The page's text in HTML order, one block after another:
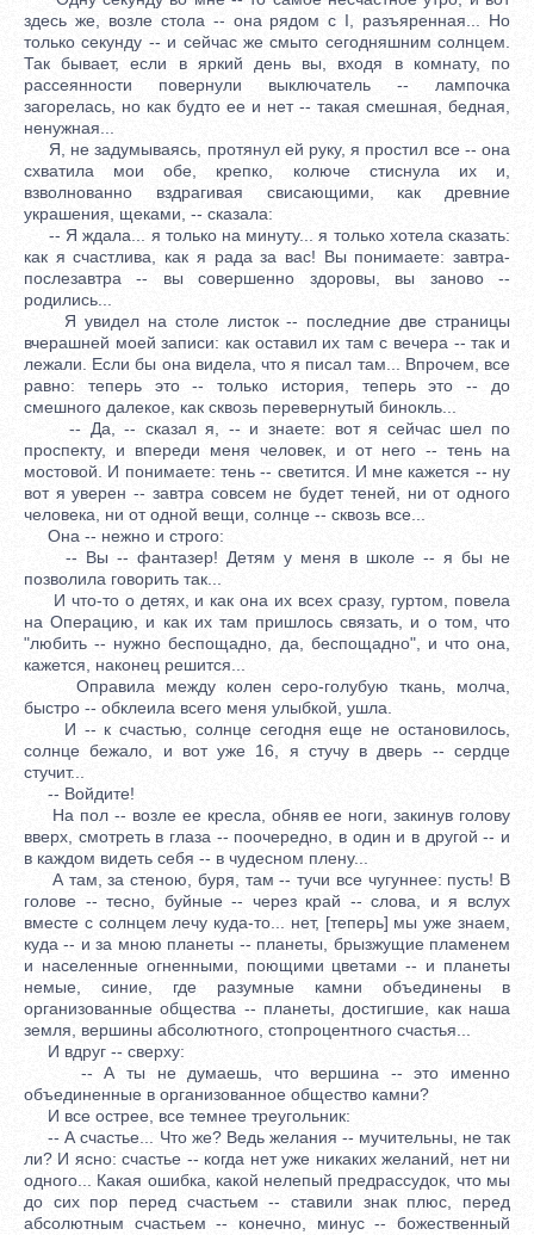
здесь же, возле стола -- она рядом с I, разъяренная... Но
только секунду -- и сейчас же смыто сегодняшним солнцем.
Так бывает, если в яркий день вы, входя в комнату, по
рассеянности повернули выключатель -- лампочка
загорелась, но как будто ее и нет -- такая смешная, бедная,
ненужная...
Я, не задумываясь, протянул ей руку, я простил все -- она
схватила мои обе, крепко, колюче стиснула их и,
взволнованно вздрагивая свисающими, как древние
украшения, щеками, -- сказала:
-- Я ждала... я только на минуту... я только хотела сказать:
как я счастлива, как я рада за вас! Вы понимаете: завтра-
послезавтра -- вы совершенно здоровы, вы заново --
родились...
Я увидел на столе листок -- последние две страницы
вчерашней моей записи: как оставил их там с вечера -- так и
лежали. Если бы она видела, что я писал там... Впрочем, все
равно: теперь это -- только история, теперь это -- до
смешного далекое, как сквозь перевернутый бинокль...
-- Да, -- сказал я, -- и знаете: вот я сейчас шел по
проспекту, и впереди меня человек, и от него -- тень на
мостовой. И понимаете: тень -- светится. И мне кажется -- ну
вот я уверен -- завтра совсем не будет теней, ни от одного
человека, ни от одной вещи, солнце -- сквозь все...
Она -- нежно и строго:
-- Вы -- фантазер! Детям у меня в школе -- я бы не
позволила говорить так...
И что-то о детях, и как она их всех сразу, гуртом, повела
на Операцию, и как их там пришлось связать, и о том, что
"любить -- нужно беспощадно, да, беспощадно", и что она,
кажется, наконец решится...
Оправила между колен серо-голубую ткань, молча,
быстро -- обклеила всего меня улыбкой, ушла.
И -- к счастью, солнце сегодня еще не остановилось,
солнце бежало, и вот уже 16, я стучу в дверь -- сердце
стучит...
-- Войдите!
На пол -- возле ее кресла, обняв ее ноги, закинув голову
вверх, смотреть в глаза -- поочередно, в один и в другой -- и
в каждом видеть себя -- в чудесном плену...
А там, за стеною, буря, там -- тучи все чугуннее: пусть! В
голове -- тесно, буйные -- через край -- слова, и я вслух
вместе с солнцем лечу куда-то... нет, [теперь] мы уже знаем,
куда -- и за мною планеты -- планеты, брызжущие пламенем
и населенные огненными, поющими цветами -- и планеты
немые, синие, где разумные камни объединены в
организованные общества -- планеты, достигшие, как наша
земля, вершины абсолютного, стопроцентного счастья...
И вдруг -- сверху:
-- А ты не думаешь, что вершина -- это именно
объединенные в организованное общество камни?
И все острее, все темнее треугольник:
-- А счастье... Что же? Ведь желания -- мучительны, не так
ли? И ясно: счастье -- когда нет уже никаких желаний, нет ни
одного... Какая ошибка, какой нелепый предрассудок, что мы
до сих пор перед счастьем -- ставили знак плюс, перед
абсолютным счастьем -- конечно, минус -- божественный